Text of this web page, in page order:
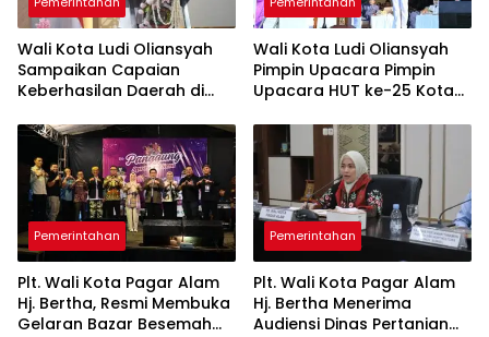
Wali Kota Ludi Oliansyah
Sampaikan Capaian
Keberhasilan Daerah di
Pagar Alam
Wali Kota Ludi Oliansyah
Pimpin Upacara Pimpin
Upacara HUT ke-25 Kota
Perak
Pemerintahan
Plt. Wali Kota Pagar Alam
Hj. Bertha, Resmi Membuka
Gelaran Bazar Besemah
Pemerintahan
Plt. Wali Kota Pagar Alam
Hj. Bertha Menerima
Audiensi Dinas Pertanian